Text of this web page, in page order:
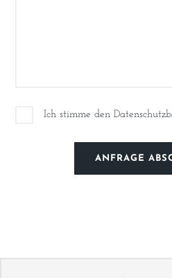
Ich stimme den
ANFRAGE